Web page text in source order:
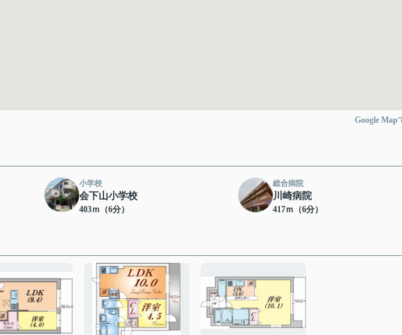
Google Map
小学校
会下山小学校
403ｍ（6分）
総合病院
川崎病院
417ｍ（6分）